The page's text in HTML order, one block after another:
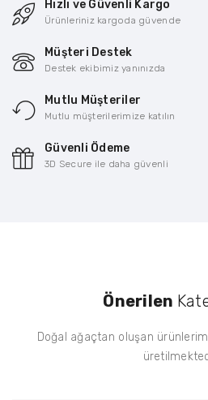
Hızlı ve Güvenli Kargo
Ürünleriniz kargoda güvende
Müşteri Destek
Destek ekibimiz yanınızda
Mutlu Müşteriler
Mutlu müşterilerimize katılın
Güvenli Ödeme
3D Secure ile daha güvenli
Önerilen
Doğal ağaçtan oluşan